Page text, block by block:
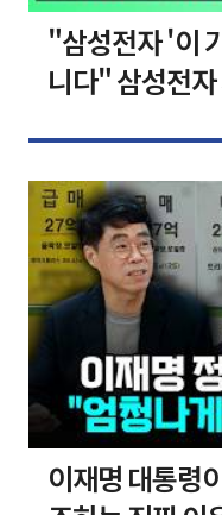
"삼성전자 '이
니다" 삼성전
이재명 대통령